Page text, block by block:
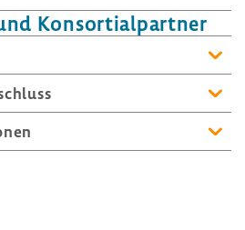
Konsor­ti­al­partner